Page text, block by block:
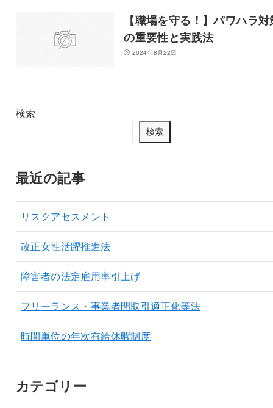
【職場を守る！】パワハラ対
の重要性と実践法
2024年8月22日
検索
検索
最近の記事
リスクアセスメント
改正女性活躍推進法
障害者の法定雇用率引上げ
フリーランス・事業者間取引適正化等法
時間単位の年次有給休暇制度
カテゴリー